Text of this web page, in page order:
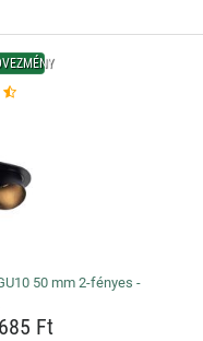
50 mm 2-fényes -
Ft